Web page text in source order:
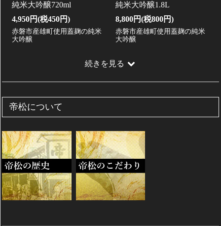
純米大吟醸720ml
4,950円(税450円)
赤磐市産雄町使用蓋麹の純米
大吟醸
純米大吟醸1.8L
8,800円(税800円)
赤磐市産雄町使用蓋麹の純米
大吟醸
続きを見る
帝松について